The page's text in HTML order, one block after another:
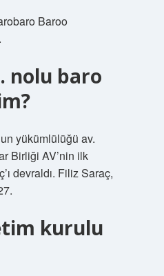
Baroo
nolu baro
yükümlülüğü av.
Birliği AV’nin ilk
devraldı. Filiz Saraç,
kurulu